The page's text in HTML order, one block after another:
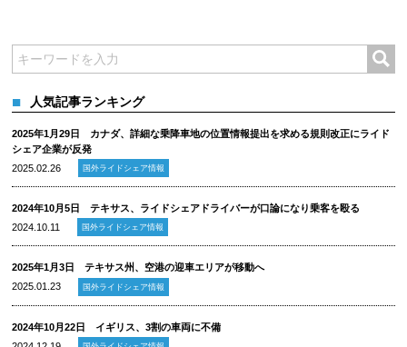
人気記事ランキング
2025年1月29日 カナダ、詳細な乗降車地の位置情報提出を求める規則改正にライド
シェア企業が反発
2025.02.26
国外ライドシェア情報
2024年10月5日 テキサス、ライドシェアドライバーが口論になり乗客を殴る
2024.10.11
国外ライドシェア情報
2025年1月3日 テキサス州、空港の迎車エリアが移動へ
2025.01.23
国外ライドシェア情報
2024年10月22日 イギリス、3割の車両に不備